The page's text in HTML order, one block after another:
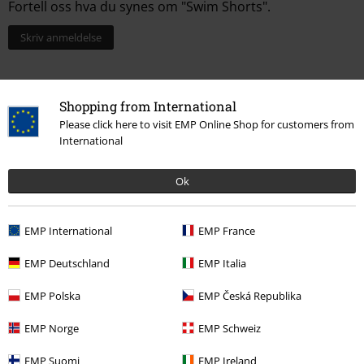
Shopping from International
Please click here to visit EMP Online Shop for customers from
International
Ok
EMP International EMP France
EMP Deutschland EMP Italia
EMP Polska EMP Česká Republika
EMP Norge EMP Schweiz
EMP Suomi EMP Ireland
Fortell oss hva du synes om "Swim Shorts".
Skriv anmeldelse
Flere kategorier. Flere valgmuligheter.